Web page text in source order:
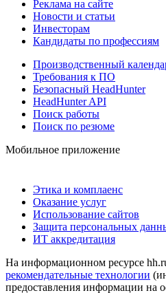
Реклама на сайте
Новости и статьи
Инвесторам
Кандидаты по профессиям
Производственный
Требования к ПО
Безопасный HeadHunter
HeadHunter API
Поиск работы
Поиск по резюме
Мобильное приложение
Этика и комплаенс
Оказание услуг
Использование сайтов
Защита персональных
ИТ аккредитация
На информационном ресурсе
рекомендательные технологии
предоставления информации на